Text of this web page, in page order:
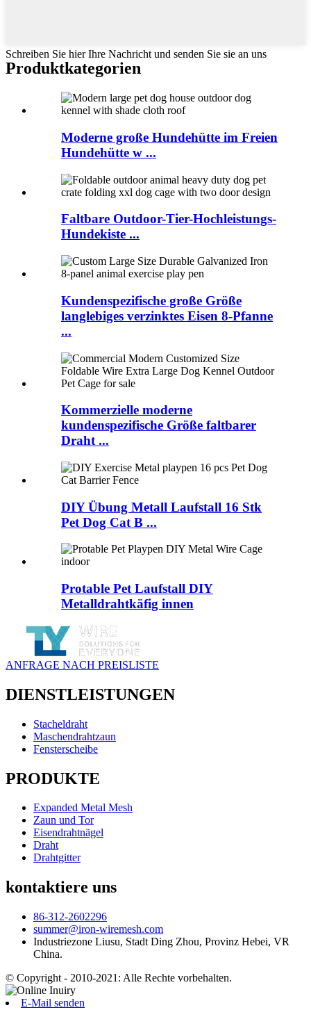
Schreiben Sie hier Ihre Nachricht und senden Sie sie an uns
Produktkategorien
Moderne große Hundehütte im Freien
Hundehütte w ...
Faltbare Outdoor-Tier-Hochleistungs-
Hundekiste ...
Kundenspezifische große Größe
langlebiges verzinktes Eisen 8-Pfanne
...
Kommerzielle moderne
kundenspezifische Größe faltbarer
Draht ...
DIY Übung Metall Laufstall 16 Stk
Pet Dog Cat B ...
Protable Pet Laufstall DIY
Metalldrahtkäfig innen
ANFRAGE NACH PREISLISTE
DIENSTLEISTUNGEN
Stacheldraht
Maschendrahtzaun
Fensterscheibe
PRODUKTE
Expanded Metal Mesh
Zaun und Tor
Eisendrahtnägel
Draht
Drahtgitter
kontaktiere uns
86-312-2602296
summer@iron-wiremesh.com
Industriezone Liusu, Stadt Ding Zhou, Provinz Hebei, VR
China.
© Copyright - 2010-2021: Alle Rechte vorbehalten.
E-Mail senden